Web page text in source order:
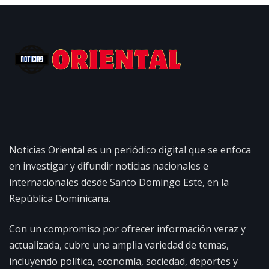
Noticias Oriental es un periódico digital que se enfoca
en investigar y difundir noticias nacionales e
internacionales desde Santo Domingo Este, en la
República Dominicana.
Con un compromiso por ofrecer información veraz y
actualizada, cubre una amplia variedad de temas,
incluyendo política, economía, sociedad, deportes y